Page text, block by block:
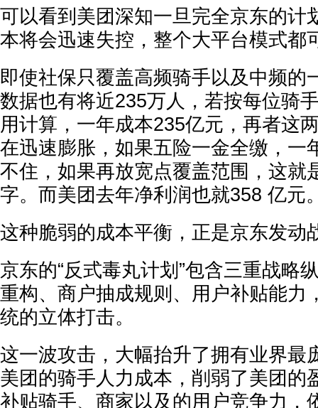
可以看到美团深知一旦完全京东的计
本将会迅速失控，整个大平台模式都
即使社保只覆盖高频骑手以及中频的
数据也有将近235万人，若按每位骑
用计算，一年成本235亿元，再者这
在迅速膨胀，如果五险一金全缴，一
不住，如果再放宽点覆盖范围，这就
字。而美团去年净利润也就358 亿元
这种脆弱的成本平衡，正是京东发动
京东的“反式毒丸计划”包含三重战略
重构、商户抽成规则、用户补贴能力
统的立体打击。
这一波攻击，大幅抬升了拥有业界最
美团的骑手人力成本，削弱了美团的
补贴骑手、商家以及的用户竞争力，